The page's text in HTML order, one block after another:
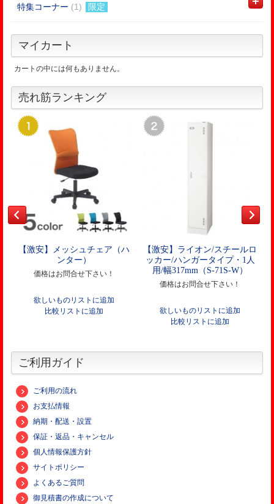
特集コーナー (1) 限定
マイカート
カートの中には何もありません。
売れ筋ランキング
【激安】メッシュチェア（ハ
ンター）
価格はお問合せ下さい！
欲しいものリストに追加
比較リストに追加
【激安】ライオン/スチールロ
ッカー/ハンガータイプ・1人
用/幅317mm（S-71S-W）
価格はお問合せ下さい！
欲しいものリストに追加
比較リストに追加
ご利用ガイド
ご利用の流れ
お支払情報
納期・配送・設置
保証・返品・キャンセル
個人情報保護方針
サイトポリシー
よくあるご質問
御見積書の作成について